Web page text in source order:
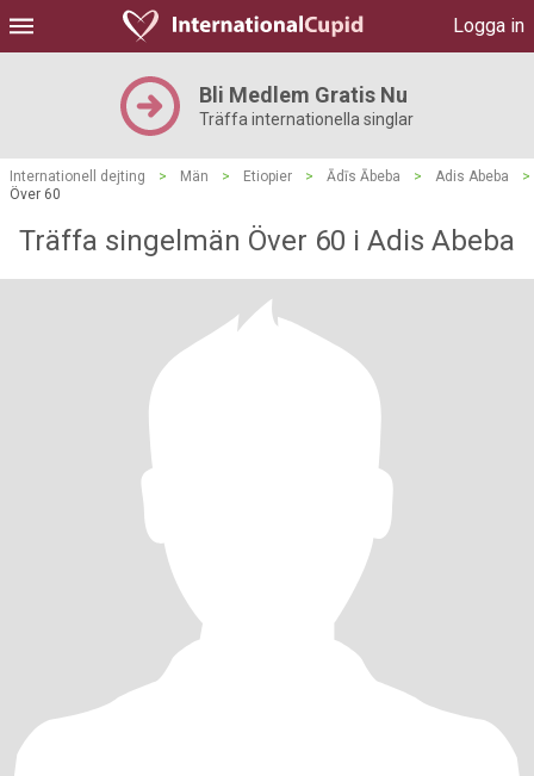
Logga in
Bli Medlem Gratis Nu
Träffa internationella singlar
Internationell dejting > Män > Etiopier > Ādīs Ābeba > Adis Abeba
>
Över 60
Träffa singelmän Över 60 i Adis Abeba